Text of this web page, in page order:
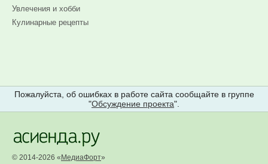
Увлечения и хобби
Кулинарные рецепты
Пожалуйста, об ошибках в работе сайта сообщайте в группе
"Обсуждение проекта".
© 2014-2026 « МедиаФорт»